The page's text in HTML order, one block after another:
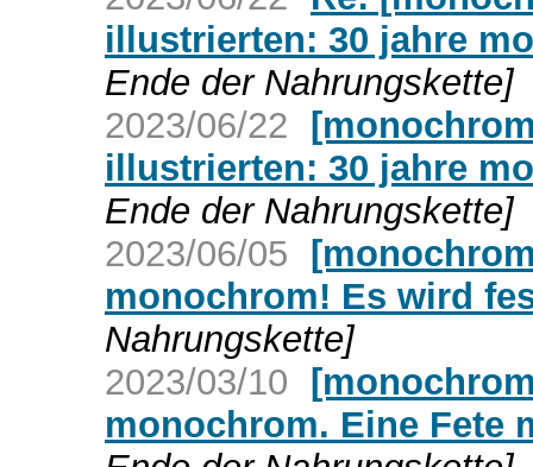
illustrierten: 30 jahre
Ende der Nahrungskette]
2023/06/22
illustrierten: 30 jahre
Ende der Nahrungskette]
2023/06/05
monochrom! Es wird
Nahrungskette]
2023/03/10
monochrom. Eine Fete